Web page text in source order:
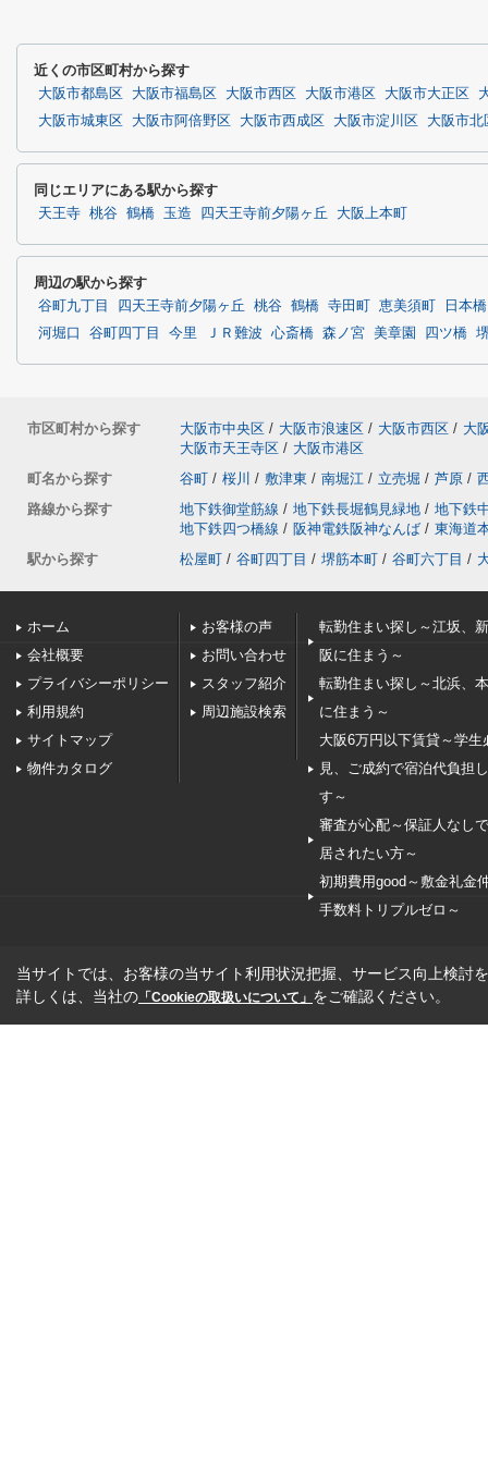
近くの市区町村から探す
大阪市都島区 大阪市福島区 大阪市西区 大阪市港区 大阪市大正区
大阪市城東区
大阪市阿倍野区 大阪市西成区 大阪市淀川区 大阪市北
同じエリアにある駅から探す
天王寺 桃谷 鶴橋 玉造 四天王寺前夕陽ヶ丘 大阪上本町
周辺の駅から探す
谷町九丁目 四天王寺前夕陽ヶ丘 桃谷 鶴橋 寺田町 恵美須町
日本橋
河堀口
谷町四丁目 今里 ＪＲ難波 心斎橋 森ノ宮 美章園 四ツ橋
市区町村から探す 大阪市中央区 / 大阪市浪速区 / 大阪市西区 / 大
大阪市天王寺区 / 大阪市港区
町名から探す
谷町 / 桜川 / 敷津東 / 南堀江 / 立売堀 / 芦原 /
路線から探す
地下鉄御堂筋線 / 地下鉄長堀鶴見緑地 / 地下鉄
地下鉄四つ橋線 / 阪神電鉄阪神なんば / 東海道
駅から探す
松屋町 / 谷町四丁目 / 堺筋本町 / 谷町六丁目 /
ホーム
会社概要
プライバシーポリシー
利用規約
サイトマップ
物件カタログ
お客様の声
お問い合わせ
スタッフ紹介
周辺施設検索
転勤住まい探し～江坂、
阪に住まう～
転勤住まい探し～北浜、
に住まう～
大阪6万円以下賃貸～学生
見、ご成約で宿泊代負担
す～
審査が心配～保証人なし
居されたい方～
初期費用good～敷金礼金
手数料トリプルゼロ～
当サイトでは、お客様の当サイト利用状況把握、サービス向上検討
詳しくは、当社の 「Cookieの取扱いについて」 をご確認ください。